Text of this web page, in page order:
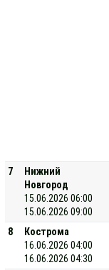
7
Нижний
Новгород
15.06.2026 06:00
15.06.2026 09:00
8
Кострома
16.06.2026 04:00
16.06.2026 04:30